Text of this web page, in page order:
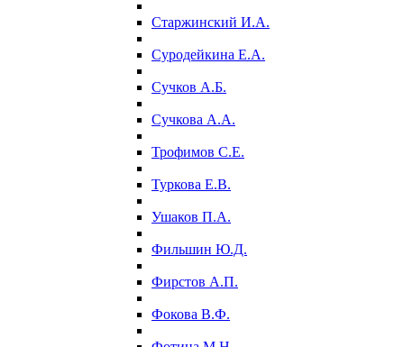
Старжинский И.А.
Суродейкина Е.А.
Сучков А.Б.
Сучкова А.А.
Трофимов С.Е.
Туркова Е.В.
Ушаков П.А.
Фильшин Ю.Д.
Фирстов А.П.
Фокова В.Ф.